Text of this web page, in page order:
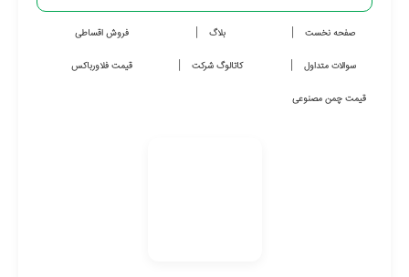
صفحه نخست بلاگ فروش اقساطی
سوالات متداول کاتالوگ شرکت قیمت فلاورباکس
قیمت چمن مصنوعی